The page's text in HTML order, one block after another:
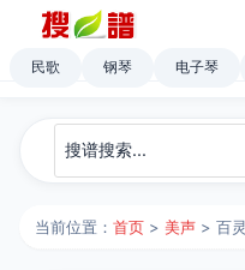
民歌 钢琴 电子琴
当前位置：首页 >美声 > 百